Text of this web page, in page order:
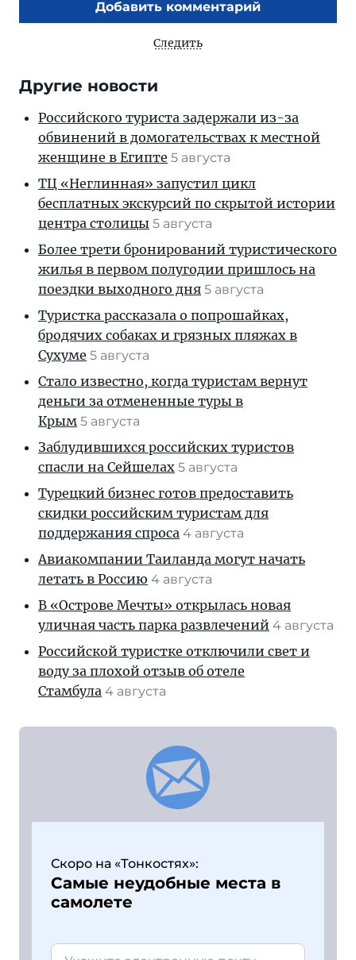
Добавить комментарий
Следить
Другие новости
Российского туриста задержали из-за
обвинений в домогательствах к местной
женщине в Египте 5 августа
ТЦ «Неглинная» запустил цикл
бесплатных экскурсий по скрытой истории
центра столицы 5 августа
Более трети бронирований туристического
жилья в первом полугодии пришлось на
поездки выходного дня 5 августа
Туристка рассказала о попрошайках,
бродячих собаках и грязных пляжах в
Сухуме 5 августа
Стало известно, когда туристам вернут
деньги за отмененные туры в
Крым 5 августа
Заблудившихся российских туристов
спасли на Сейшелах 5 августа
Турецкий бизнес готов предоставить
скидки российским туристам для
поддержания спроса 4 августа
Авиакомпании Таиланда могут начать
летать в Россию 4 августа
В «Острове Мечты» открылась новая
уличная часть парка развлечений 4 августа
Российской туристке отключили свет и
воду за плохой отзыв об отеле
Стамбула 4 августа
Скоро на «Тонкостях»:
Самые неудобные места в
самолете